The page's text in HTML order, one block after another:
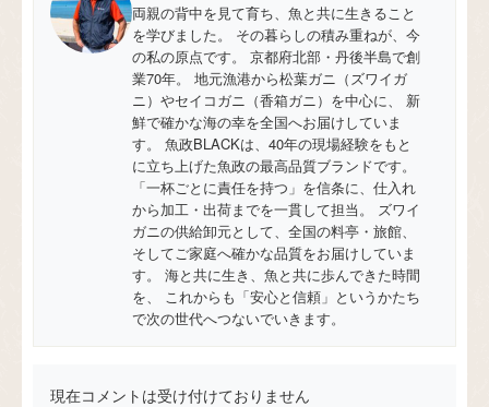
両親の背中を見て育ち、魚と共に生きること
を学びました。 その暮らしの積み重ねが、今
の私の原点です。 京都府北部・丹後半島で創
業70年。 地元漁港から松葉ガニ（ズワイガ
ニ）やセイコガニ（香箱ガニ）を中心に、 新
鮮で確かな海の幸を全国へお届けしていま
す。 魚政BLACKは、40年の現場経験をもと
に立ち上げた魚政の最高品質ブランドです。
「一杯ごとに責任を持つ」を信条に、仕入れ
から加工・出荷までを一貫して担当。 ズワイ
ガニの供給卸元として、全国の料亭・旅館、
そしてご家庭へ確かな品質をお届けしていま
す。 海と共に生き、魚と共に歩んできた時間
を、 これからも「安心と信頼」というかたち
で次の世代へつないでいきます。
現在コメントは受け付けておりません